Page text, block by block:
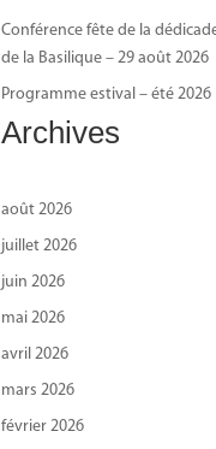
Conférence fête de la
de la Basilique – 29 août 2026
Programme estival – été 2026
Archives
août 2026
juillet 2026
juin 2026
mai 2026
avril 2026
mars 2026
février 2026